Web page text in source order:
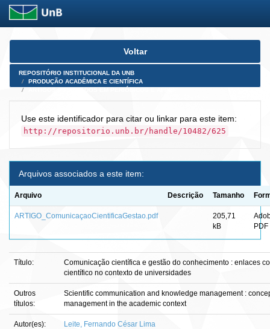
Skip
Voltar
REPOSITÓRIO INSTITUCIONAL DA UNB
PRODUÇÃO ACADÊMICA E CIENTÍFICA
Use este identificador para citar ou linkar para este item:
http://repositorio.unb.br/handle/10482/625
Arquivos associados a este item:
Arquivo Descrição Tamanho
ARTIGO_ComunicaçaoCientificaGestao.pdf
205,71
kB
PDF
Título:
Comunicação científica e gestão do conhecimento : enlaces
científico no contexto de universidades
Outros
títulos:
Scientific communication and knowledge management :
management in the academic context
Autor(es): Leite, Fernando César Lima